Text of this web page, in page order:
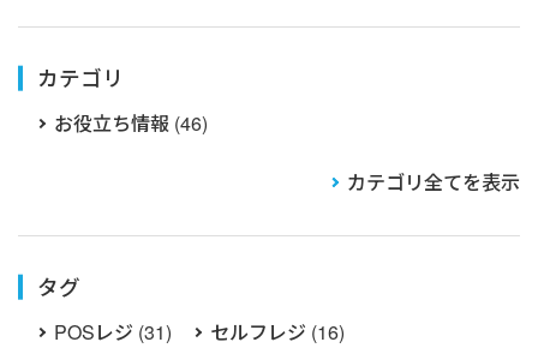
カテゴリ
お役立ち情報 (46)
カテゴリ全てを表示
タグ
POSレジ (31)
セルフレジ (16)